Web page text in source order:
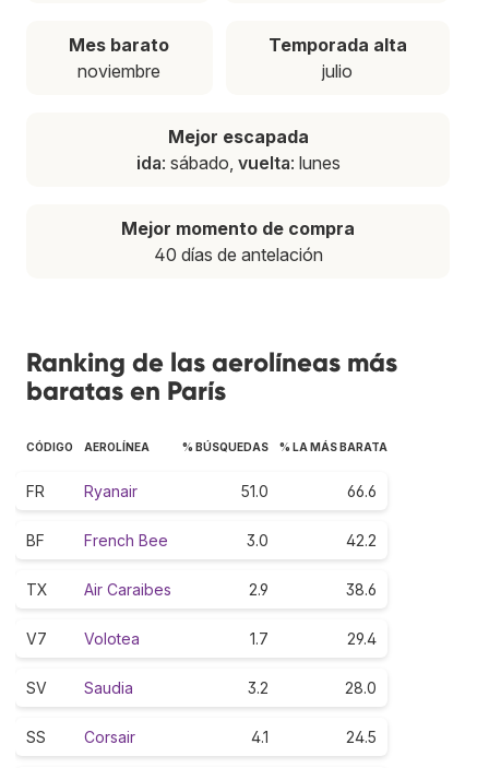
Mes barato
noviembre
Temporada alta
julio
Mejor escapada
ida: sábado, vuelta: lunes
Mejor momento de compra
40 días de antelación
Ranking de las aerolíneas más
baratas en París
CÓDIGO AEROLÍNEA % BÚSQUEDAS % LA MÁS BARATA
FR Ryanair 51.0 66.6
BF French Bee 3.0 42.2
TX Air Caraibes 2.9 38.6
V7 Volotea 1.7 29.4
SV Saudia 3.2 28.0
SS Corsair 4.1 24.5